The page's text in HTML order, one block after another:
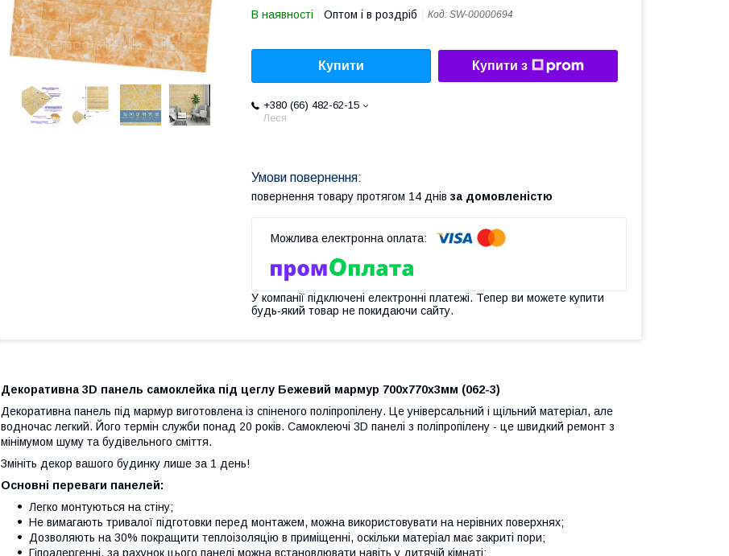
В наявності Оптом і в роздріб Код: SW-00000694
Купити Купити з
+380 (66) 482-62-15
Леся
повернення товару протягом 14 днів за домовленістю
У компанії підключені електронні платежі. Тепер ви можете купити
будь-який товар не покидаючи сайту.
Декоративна 3D панель самоклейка під цеглу Бежевий мармур 700х770х3мм (062-3)
Декоративна панель під мармур виготовлена із спіненого поліпропілену. Це універсальний і щільний матеріал, але
водночас легкий. Його термін служби понад 20 років. Самоклеючі 3D панелі з поліпропілену - це швидкий ремонт з
мінімумом шуму та будівельного сміття.
Змініть декор вашого будинку лише за 1 день!
Основні переваги панелей:
Легко монтуються на стіну;
Не вимагають тривалої підготовки перед монтажем, можна використовувати на нерівних поверхнях;
Дозволяють на 30% покращити теплоізоляцію в приміщенні, оскільки матеріал має закриті пори;
Гіпоалергенні, за рахунок цього панелі можна встановлювати навіть у дитячій кімнаті;